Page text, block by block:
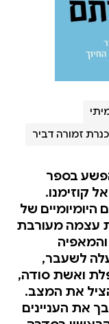
כנרת זמורה דביר
בספר
קוזימנו.
של
עצמה מעורבת
לשעבר,
ואשת סודה,
את המצב.
את העניינים